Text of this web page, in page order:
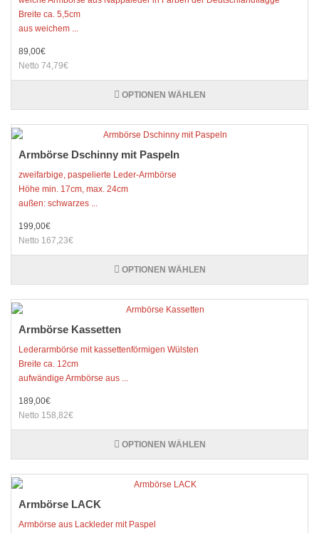
Breite ca. 5,5cm
aus weichem ...
89,00€
Netto 74,79€
OPTIONEN WÄHLEN
Armbörse Dschinny mit Paspeln
zweifarbige, paspelierte Leder-Armbörse
Höhe min. 17cm, max. 24cm
außen: schwarzes ...
199,00€
Netto 167,23€
OPTIONEN WÄHLEN
Armbörse Kassetten
Lederarmbörse mit kassettenförmigen Wülsten
Breite ca. 12cm
aufwändige Armbörse aus ...
189,00€
Netto 158,82€
OPTIONEN WÄHLEN
Armbörse LACK
Armbörse aus Lackleder mit Paspel